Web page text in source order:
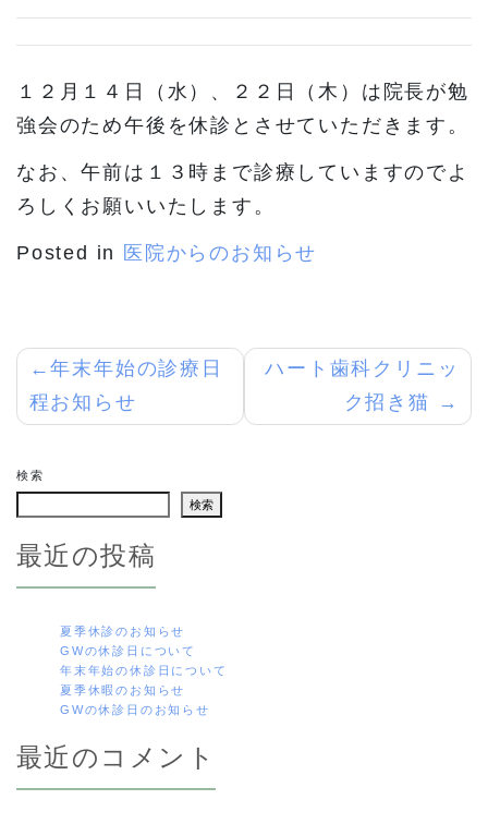
１２月１４日（水）、２２日（木）は院長が勉
強会のため午後を休診とさせていただきます。
なお、午前は１３時まで診療していますのでよ
ろしくお願いいたします。
Posted in 医院からのお知らせ
投
稿
ビ
ゲ
ー
年末年始の診療日
程お知らせ
ハート歯科クリニッ
ク招き猫
検索
検索
最近の投稿
夏季休診のお知らせ
GWの休診日について
年末年始の休診日について
夏季休暇のお知らせ
GWの休診日のお知らせ
最近のコメント